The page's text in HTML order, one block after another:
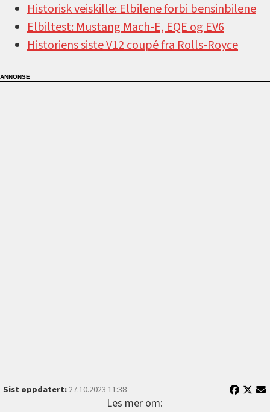
Historisk veiskille: Elbilene forbi bensinbilene
Elbiltest: Mustang Mach-E, EQE og EV6
Historiens siste V12 coupé fra Rolls-Royce
Sist oppdatert:27.10.2023 11:38
Les mer om: